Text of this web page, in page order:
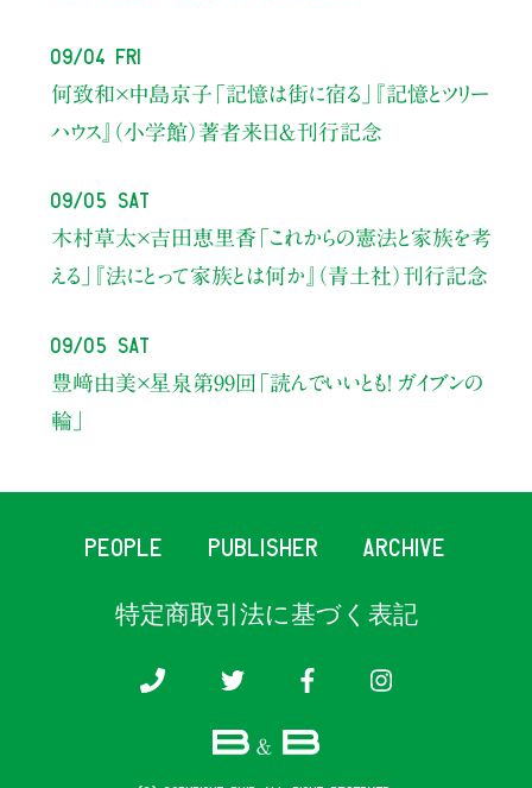
09/04 Fri
何致和×中島京子 「記憶は街に宿る」
『記憶とツリー
ハウス』（小学館）著者来日＆刊行記念
09/05 Sat
木村草太×吉田恵里香 「これからの憲法と家族を考
える」
『法にとって家族とは何か』（青土社）刊行記念
09/05 Sat
豊﨑由美×星泉 第99回「読んでいいとも！ ガイブンの
輪」
PEOPLE PUBLISHER ARCHIVE
特定商取引法に基づく表記